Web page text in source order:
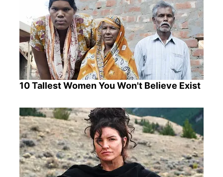
10 Tallest Women You Won't Believe Exist